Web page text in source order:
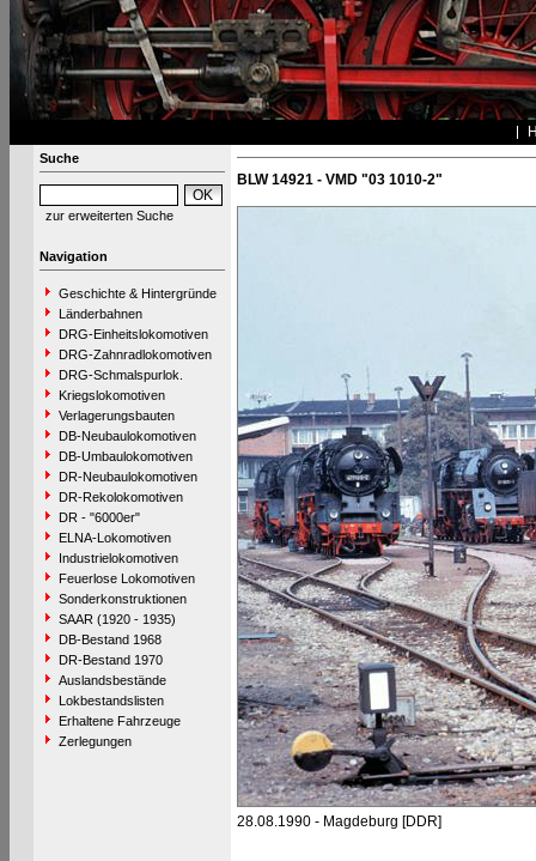
Suche
zur erweiterten Suche
Navigation
Geschichte & Hintergründe
Länderbahnen
DRG-Einheitslokomotiven
DRG-Zahnradlokomotiven
DRG-Schmalspurlok.
Kriegslokomotiven
Verlagerungsbauten
DB-Neubaulokomotiven
DB-Umbaulokomotiven
DR-Neubaulokomotiven
DR-Rekolokomotiven
DR - "6000er"
ELNA-Lokomotiven
Industrielokomotiven
Feuerlose Lokomotiven
Sonderkonstruktionen
SAAR (1920 - 1935)
DB-Bestand 1968
DR-Bestand 1970
Auslandsbestände
Lokbestandslisten
Erhaltene Fahrzeuge
Zerlegungen
BLW 14921 - VMD "03 1010-2"
28.08.1990 - Magdeburg [DDR]